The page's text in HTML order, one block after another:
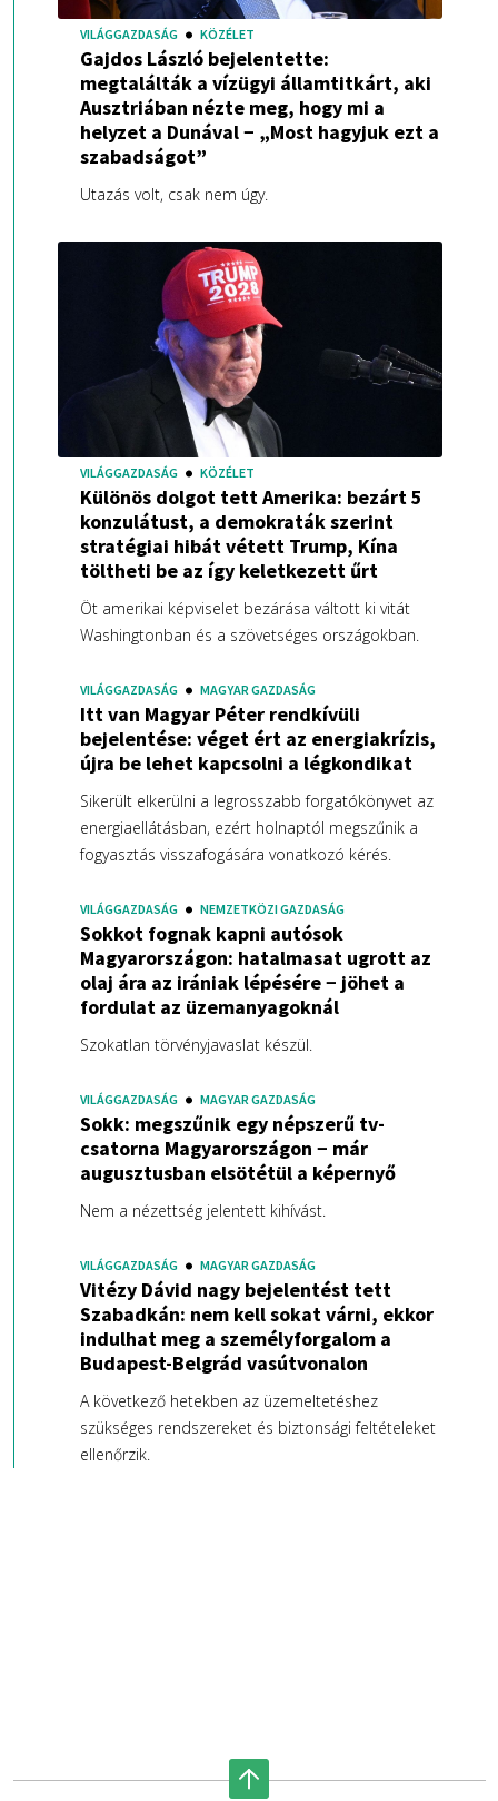
VILÁGGAZDASÁG KÖZÉLET
Gajdos László bejelentette:
megtalálták a vízügyi államtitkárt, aki
Ausztriában nézte meg, hogy mi a
helyzet a Dunával − „Most hagyjuk ezt a
szabadságot”
Utazás volt, csak nem úgy.
VILÁGGAZDASÁG KÖZÉLET
Különös dolgot tett Amerika: bezárt 5
konzulátust, a demokraták szerint
stratégiai hibát vétett Trump, Kína
töltheti be az így keletkezett űrt
Öt amerikai képviselet bezárása váltott ki vitát
Washingtonban és a szövetséges országokban.
VILÁGGAZDASÁG MAGYAR GAZDASÁG
Itt van Magyar Péter rendkívüli
bejelentése: véget ért az energiakrízis,
újra be lehet kapcsolni a légkondikat
Sikerült elkerülni a legrosszabb forgatókönyvet az
energiaellátásban, ezért holnaptól megszűnik a
fogyasztás visszafogására vonatkozó kérés.
VILÁGGAZDASÁG NEMZETKÖZI GAZDASÁG
Sokkot fognak kapni autósok
Magyarországon: hatalmasat ugrott az
olaj ára az irániak lépésére − jöhet a
fordulat az üzemanyagoknál
Szokatlan törvényjavaslat készül.
VILÁGGAZDASÁG MAGYAR GAZDASÁG
Sokk: megszűnik egy népszerű tv-
csatorna Magyarországon − már
augusztusban elsötétül a képernyő
Nem a nézettség jelentett kihívást.
VILÁGGAZDASÁG MAGYAR GAZDASÁG
Vitézy Dávid nagy bejelentést tett
Szabadkán: nem kell sokat várni, ekkor
indulhat meg a személyforgalom a
Budapest-Belgrád vasútvonalon
A következő hetekben az üzemeltetéshez
szükséges rendszereket és biztonsági feltételeket
ellenőrzik.